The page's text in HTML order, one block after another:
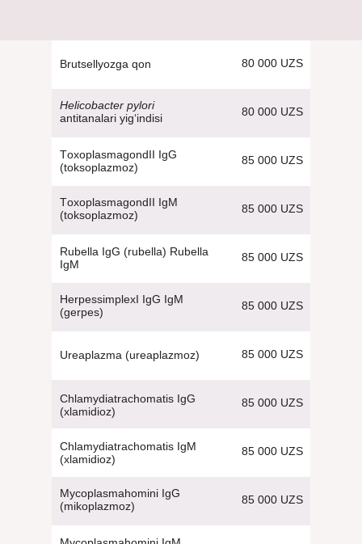
80 000 UZS
Brutsellyozga qon
80 000 UZS
Helicobacter pylori
antitanalari yig‘indisi
85 000 UZS
ТoxoplasmagondII IgG
(toksoplazmoz)
85 000 UZS
ТoxoplasmagondII IgM
(toksoplazmoz)
85 000 UZS
Rubella IgG (rubella) Rubella
IgM
85 000 UZS
HerpessimplexI IgG IgM
(gerpes)
85 000 UZS
Ureaplazma (ureaplazmoz)
85 000 UZS
Chlamydiatrachomatis IgG
(xlamidioz)
85 000 UZS
Chlamydiatrachomatis IgM
(xlamidioz)
85 000 UZS
Mycoplasmahomini IgG
(mikoplazmoz)